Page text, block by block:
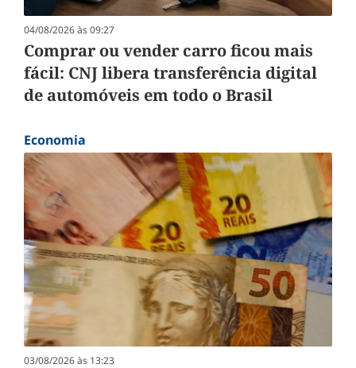
04/08/2026 às 09:27
Comprar ou vender carro ficou mais
fácil: CNJ libera transferência digital
de automóveis em todo o Brasil
Economia
03/08/2026 às 13:23